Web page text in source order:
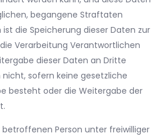
begangene Straftaten
die Speicherung dieser Daten zur
Verarbeitung Verantwortlichen
dieser Daten an Dritte
sofern keine gesetzliche
besteht oder die Weitergabe der
betroffenen Person unter freiwilliger